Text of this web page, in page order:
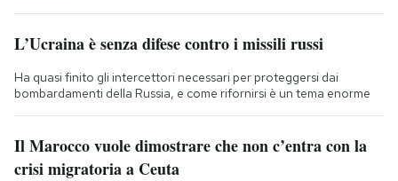
L’Ucraina è senza difese contro i missili russi
Ha quasi finito gli intercettori necessari per proteggersi dai
bombardamenti della Russia, e come rifornirsi è un tema enorme
Il Marocco vuole dimostrare che non c’entra con la
crisi migratoria a Ceuta